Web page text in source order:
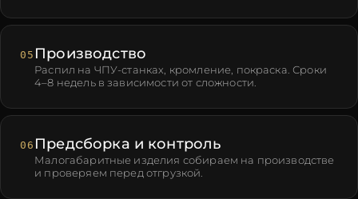
05 Производство
Распил на ЧПУ-станках, кромление, покраска. Сроки
4–8 недель в зависимости от сложности.
06 Предсборка и контроль
Малогабаритные изделия собираем на производстве
и проверяем перед отгрузкой.